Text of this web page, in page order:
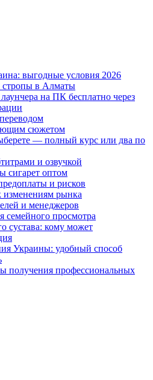
выгодные условия 2026
в Алматы
на ПК бесплатно через
сюжетом
— полный курс или два по
и озвучкой
сигарет оптом
и рисков
изменениям рынка
и менеджеров
семейного просмотра
сустава: кому может
Украины: удобный способ
получения профессиональных